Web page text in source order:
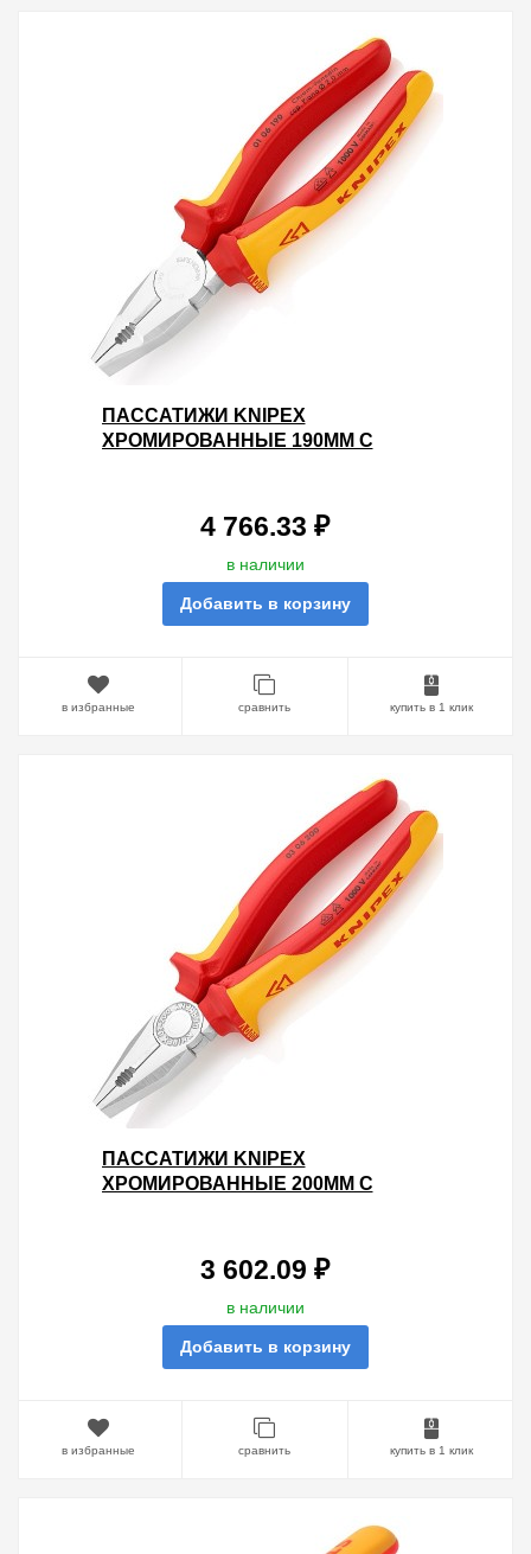
ПАССАТИЖИ KNIPEX
ХРОМИРОВАННЫЕ 190ММ С
РУКОЯТКАМИ VDE 1000V
4 766.33 ₽
в наличии
Добавить в корзину
в избранные сравнить купить в 1 клик
ПАССАТИЖИ KNIPEX
ХРОМИРОВАННЫЕ 200ММ С
РУКОЯТКАМИ VDE 1000V
3 602.09 ₽
в наличии
Добавить в корзину
в избранные сравнить купить в 1 клик